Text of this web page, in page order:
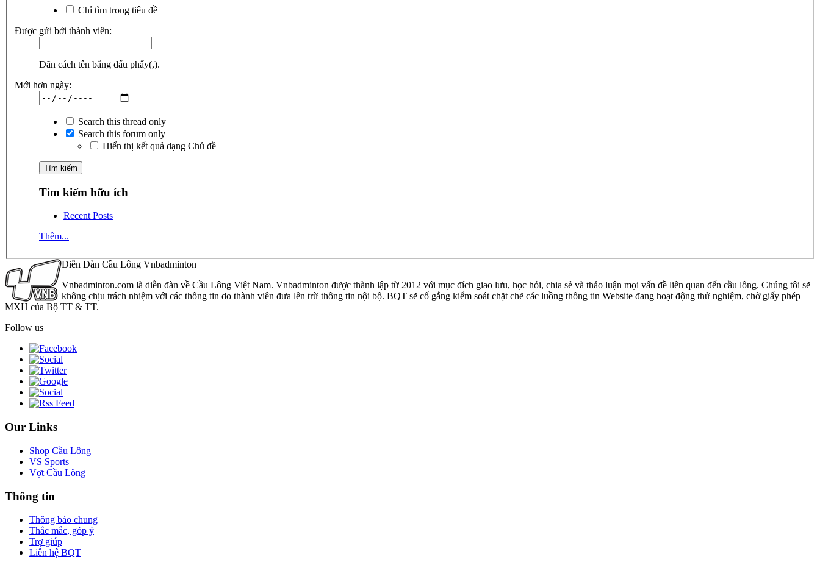
Chỉ tìm trong tiêu đề
Được gửi bởi thành viên:
Dãn cách tên bằng dấu phẩy(,).
Mới hơn ngày:
Search this thread only
Search this forum only
Hiển thị kết quả dạng Chủ đề
Tìm kiếm hữu ích
Recent Posts
Thêm...
Diễn Đàn Cầu Lông Vnbadminton
Vnbadminton.com là diễn đàn về Cầu Lông Việt Nam. Vnbadminton được thành lập từ 2012 với mục đích giao lưu, học hỏi, chia sẻ và thảo luận mọi vấn đề liên quan đến cầu lông. Chúng tôi sẽ
không chịu trách nhiệm với các thông tin do thành viên đưa lên trừ thông tin nội bộ. BQT sẽ cố gắng kiểm soát chặt chẽ các luồng thông tin Website đang hoạt động thử nghiệm, chờ giấy phép
MXH của Bộ TT & TT.
Follow us
Our Links
Shop Cầu Lông
VS Sports
Vợt Cầu Lông
Thông tin
Thông báo chung
Thắc mắc, góp ý
Trợ giúp
Liên hệ BQT